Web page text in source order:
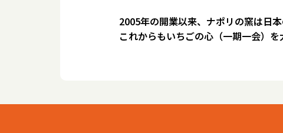
2005年の開業以来、ナポリの窯は日
これからもいちごの心（一期一会）を